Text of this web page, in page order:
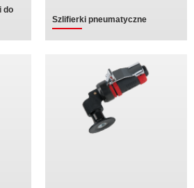
do
Szlifierki pneumatyczne